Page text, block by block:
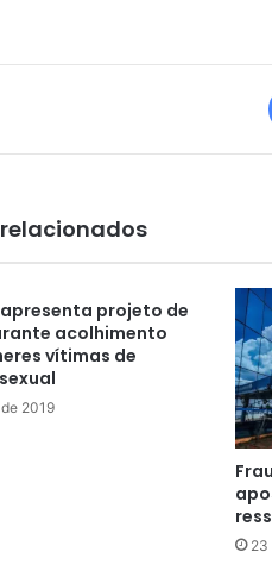
apresenta projeto de
acolhimento
vítimas de
2019
23